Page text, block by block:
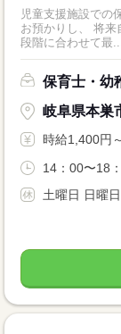
児童支援施設での保育のお仕事
お預かりし、 将来
段階に合わせて最
保育士・幼
岐阜県本巣
時給1,400円～
14：00〜18
土曜日 日曜